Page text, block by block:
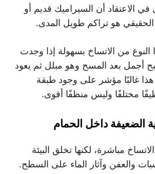
الاعتقاد أن السيراميك قديم أو
الحقيقي هو تراكم طويل المدى.
من الاتساخ بسهولة إذا وجدت
أجمل بعد المسح وهو مبلل ثم يعود
هذا غالبًا مؤشر على وجود طبقة
مختلفًا وليس منظفًا أقوى.
الضعيفة داخل الحمام
مباشرة، لكنها تخلق البيئة
والعفن وآثار الماء على السطح.